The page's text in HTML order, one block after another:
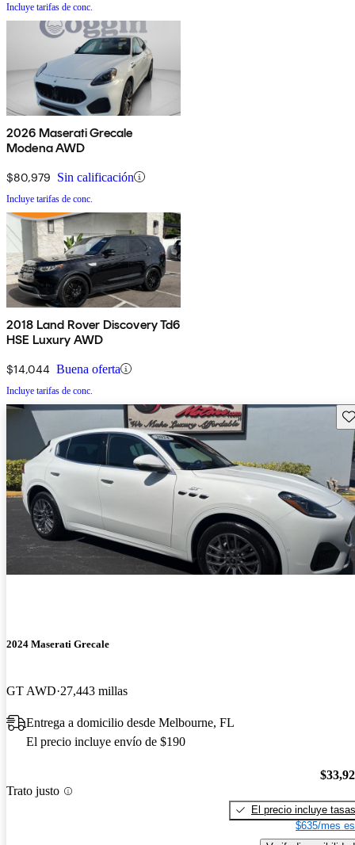
Incluye tarifas de conc.
2026 Maserati Grecale
Modena AWD
$80,979 Sin calificación
Incluye tarifas de conc.
2018 Land Rover Discovery Td6
HSE Luxury AWD
$14,044 Buena oferta
Incluye tarifas de conc.
2024 Maserati Grecale
GT AWD 27,443 millas
Entrega a domicilio desde Melbourne, FL
El precio incluye envío de $190
Trato justo
El precio incluye tasas
$635/mes